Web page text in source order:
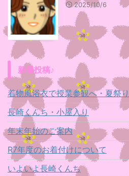
2025/10/6
新着投稿♪
着物風浴衣で授業参観へ・夏祭
長崎くんち・小屋入り
年末年始のご案内
R7年度のお着付けについて
いよいよ長崎くんち